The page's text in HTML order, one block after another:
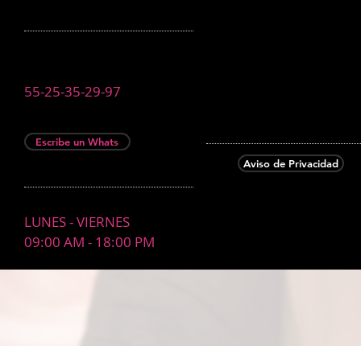
55-25-35-29-97
Escribe un Whats
Aviso de Privacidad
LUNES - VIERNES
09:00 AM - 18:00 PM